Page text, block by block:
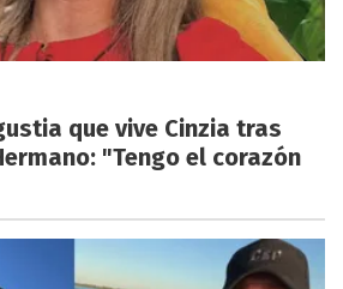
que vive Cinzia tras
"Tengo el corazón